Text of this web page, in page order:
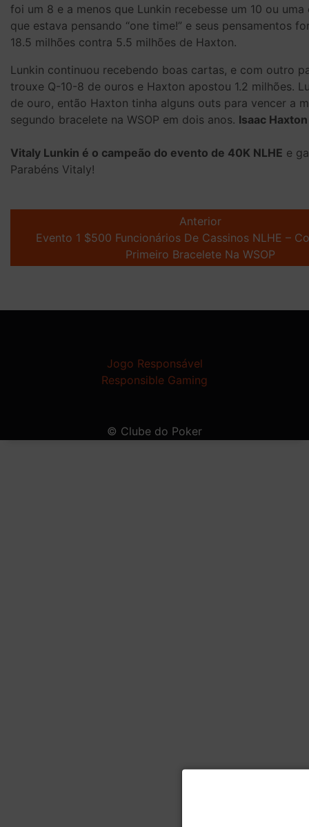
foi um 8 e a menos que Lunkin recebesse um 10 ou
que estava pensando “one time!” e seus pensamentos
18.5 milhões contra 5.5 milhões de Haxton.
Lunkin continuou recebendo boas cartas, e com outro
trouxe Q-10-8 de ouros e Haxton apostou 1.2 milhões.
de ouro, então Haxton tinha alguns outs para vencer a
segundo bracelete na WSOP em dois anos. Isaac
Vitaly Lunkin é o campeão do evento de 40K NLHE e
Parabéns Vitaly!
navigation
Anterior
Evento 1 $500 Funcionários De Cassinos NLHE –
Primeiro Bracelete Na WSOP
Jogo Responsável
Responsible Gaming
© Clube do Poker